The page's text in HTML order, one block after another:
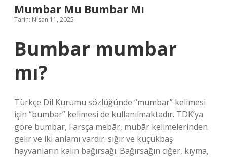
Mumbar Mu Bumbar Mı
Tarih: Nisan 11, 2025
Bumbar mumbar
mı?
Türkçe Dil Kurumu sözlüğünde “mumbar” kelimesi
için “bumbar” kelimesi de kullanılmaktadır. TDK’ya
göre bumbar, Farsça mebār, mubār kelimelerinden
gelir ve iki anlamı vardır: sığır ve küçükbaş
hayvanların kalın bağırsağı. Bağırsağın ciğer, kıyma,